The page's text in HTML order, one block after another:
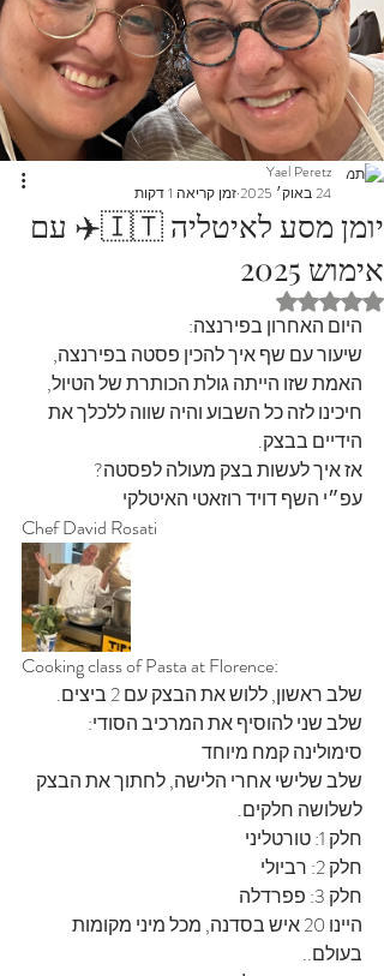
יומן מסע לאיטליה 🇮🇹✈️ עם
אימוש 2025
Yael Peretz
24 באוק׳ 2025
זמן קריאה 1 דקות
דירוג של NaN מתוך 5 כוכבים
היום האחרון בפירנצה:
שיעור עם שף איך להכין פסטה בפירנצה,
האמת שזו הייתה גולת הכותרת של הטיול,
חיכינו לזה כל השבוע והיה שווה ללכלך את
הידיים בבצק.
אז איך לעשות בצק מעולה לפסטה?
עפ״י השף דויד רוזאטי האיטלקי
Chef David Rosati
Cooking class of Pasta at Florence:
שלב ראשון, ללוש את הבצק עם 2 ביצים.
שלב שני להוסיף את המרכיב הסודי:
סימולינה קמח מיוחד
שלב שלישי אחרי הלישה, לחתוך את הבצק
לשלושה חלקים.
חלק 1: טורטליני
חלק 2: רביולי
חלק 3: פפרדלה
היינו 20 איש בסדנה, מכל מיני מקומות
בעולם..